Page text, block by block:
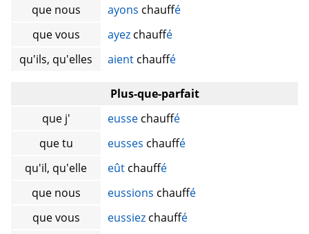
que nous
ayons chauffé
que vous
ayez chauffé
qu'ils, qu'elles
aient chauffé
Plus-que-parfait
que j'
eusse chauffé
que tu
eusses chauffé
qu'il, qu'elle
eût chauffé
que nous
eussions chauffé
que vous
eussiez chauffé